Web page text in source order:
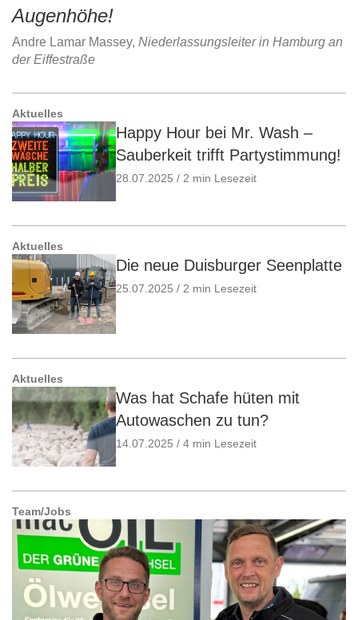
Augenhöhe!
Andre Lamar Massey, Niederlassungsleiter in Hamburg an
der Eiffestraße
Aktuelles
Happy Hour bei Mr. Wash –
Sauberkeit trifft Partystimmung!
28.07.2025 / 2 min Lesezeit
Aktuelles
Die neue Duisburger Seenplatte
25.07.2025 / 2 min Lesezeit
Aktuelles
Was hat Schafe hüten mit
Autowaschen zu tun?
14.07.2025 / 4 min Lesezeit
Team/Jobs